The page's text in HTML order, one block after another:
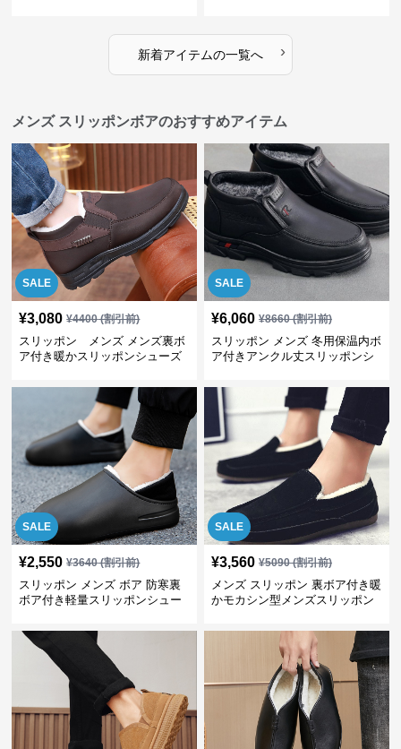
新着アイテムの一覧へ ›
メンズ スリッポンボアのおすすめアイテム
SALE
¥3,080 ¥4400(割引前)
スリッポン メンズ メンズ裏ボ
ア付き暖かスリッポンシューズ
SALE
¥6,060 ¥8660(割引前)
スリッポン メンズ 冬用保温内ボ
ア付きアンクル丈スリッポンシ
SALE
¥2,550 ¥3640(割引前)
スリッポン メンズ ボア 防寒裏
ボア付き軽量スリッポンシュー
SALE
¥3,560 ¥5090(割引前)
メンズ スリッポン 裏ボア付き暖
かモカシン型メンズスリッポン